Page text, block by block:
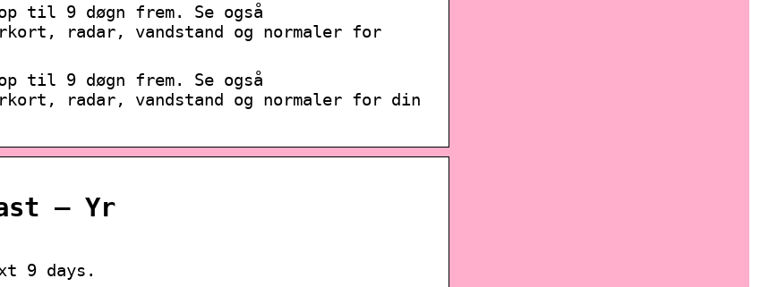
til 9 døgn frem. Se også
radar, vandstand og normaler for
til 9 døgn frem. Se også
radar, vandstand og normaler for din
– Yr
9 days.